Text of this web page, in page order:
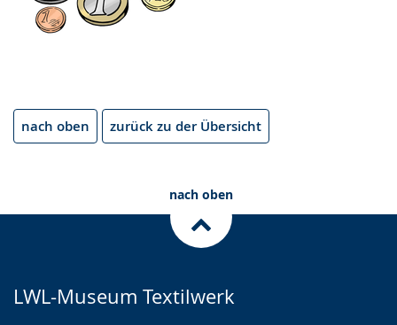
nach oben zurück zu der Übersicht
nach oben
LWL-Museum Textilwerk